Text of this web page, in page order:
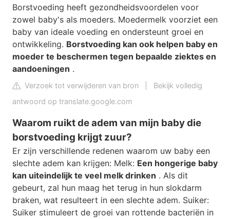
Borstvoeding heeft gezondheidsvoordelen voor
zowel baby's als moeders. Moedermelk voorziet een
baby van ideale voeding en ondersteunt groei en
ontwikkeling. Borstvoeding kan ook helpen baby en
moeder te beschermen tegen bepaalde ziektes en
aandoeningen .
Verzoek tot verwijderen van bron
Bekijk volledig
antwoord op translate.google.com
Waarom ruikt de adem van mijn baby die
borstvoeding krijgt zuur?
Er zijn verschillende redenen waarom uw baby een
slechte adem kan krijgen: Melk: Een hongerige baby
kan uiteindelijk te veel melk drinken . Als dit
gebeurt, zal hun maag het terug in hun slokdarm
braken, wat resulteert in een slechte adem. Suiker:
Suiker stimuleert de groei van rottende bacteriën in